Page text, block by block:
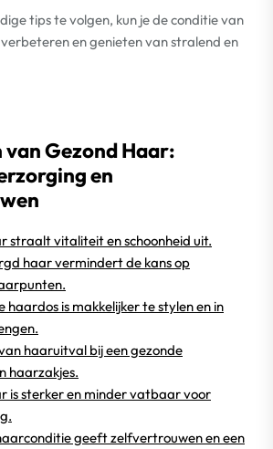
tips te volgen, kun je de conditie van
en genieten van stralend en
van Gezond Haar:
en
straalt vitaliteit en schoonheid uit.
haar vermindert de kans op
haardos is makkelijker te stylen en in
haaruitval bij een gezonde
haarzakjes.
is sterker en minder vatbaar voor
geeft zelfvertrouwen en een